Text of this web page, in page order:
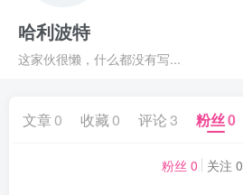
哈利波特
这家伙很懒，什么都没有写...
文章0 收藏 0 评论 3 粉丝0
粉丝 0 关注 0